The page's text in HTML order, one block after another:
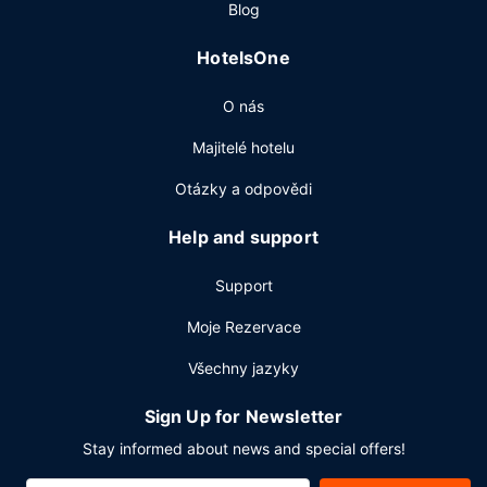
dispozici bar u bazénu nebo 2 bary / salonky. Za malý
podává ve všední dny od 6:30 do 11:00 a o víkendu od
Hostům jsou k dispozici business centrum, zapůjčení novin
ve vestibulu a čistírna oděvů. Obchodní a společenské
akce lze pořádat v 38 zasedacích místnostech. Přímo v
areálu je hostům k dispozici samostatné parkování (za
Blog
HotelsOne
O nás
Majitelé hotelu
Otázky a odpovědi
Help and support
Support
Moje Rezervace
Všechny jazyky
Sign Up for Newsletter
Stay informed about news and special offers!